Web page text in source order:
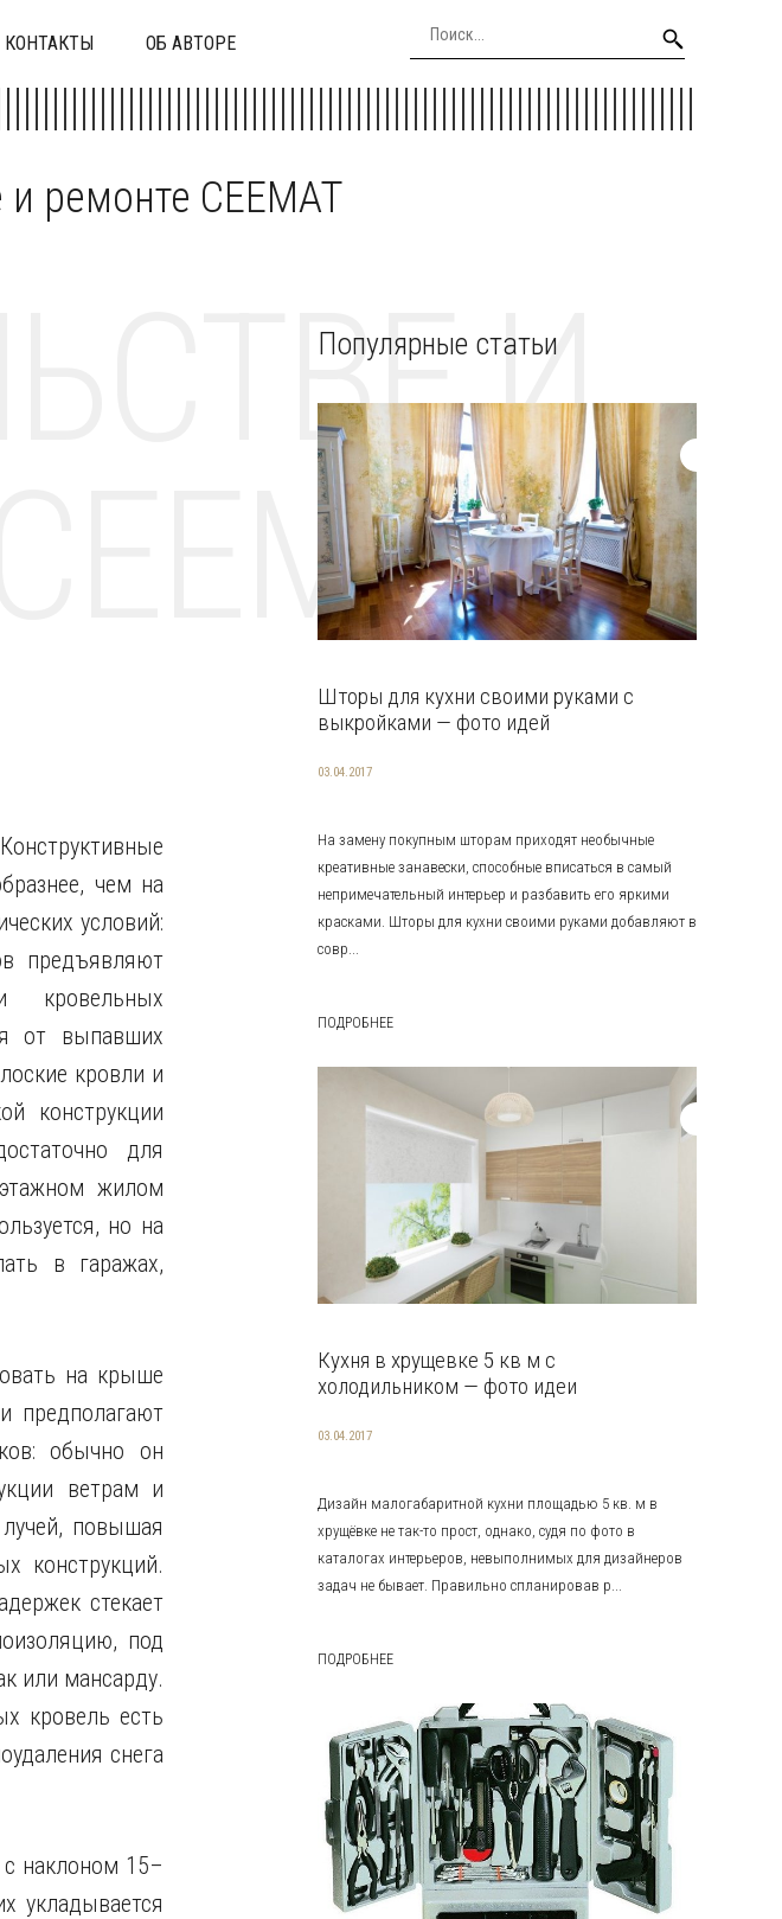
КОНТАКТЫ ОБ АВТОРЕ
ремонте CEEMAT
И
чем на
условий:
предъявляют
кровельных
от выпавших
кровли и
конструкции
для
жилом
но на
в гаражах,
на крыше
предполагают
обычно он
ветрам и
повышая
конструкций.
стекает
под
или мансарду.
кровель есть
снега
наклоном 15–
укладывается
Популярные статьи
Шторы для кухни своими руками с
выкройками — фото идей
03.04.2017
На замену покупным шторам приходят необычные
креативные занавески, способные вписаться в самый
непримечательный интерьер и разбавить его яркими
красками. Шторы для кухни своими руками добавляют в
совр...
ПОДРОБНЕЕ
Кухня в хрущевке 5 кв м с
холодильником — фото идеи
03.04.2017
Дизайн малогабаритной кухни площадью 5 кв. м в
хрущёвке не так-то прост, однако, судя по фото в
каталогах интерьеров, невыполнимых для дизайнеров
задач не бывает. Правильно спланировав р...
ПОДРОБНЕЕ